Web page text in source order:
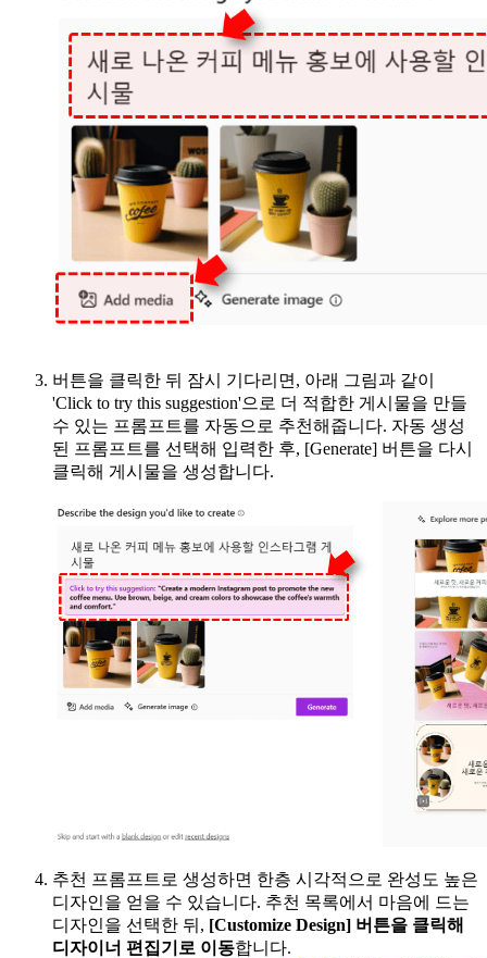
버튼을 클릭한 뒤 잠시 기다리면, 아래 그림과 같이
'Click to try this suggestion'으로 더 적합한 게시물을 만들
수 있는 프롬프트를 자동으로 추천해줍니다. 자동 생성
된 프롬프트를 선택해 입력한 후, [Generate] 버튼을 다시
클릭해 게시물을 생성합니다.
추천 프롬프트로 생성하면 한층 시각적으로 완성도 높은
디자인을 얻을 수 있습니다. 추천 목록에서 마음에 드는
디자인을 선택한 뒤, [Customize Design] 버튼을 클릭해
디자이너 편집기로 이동합니다.